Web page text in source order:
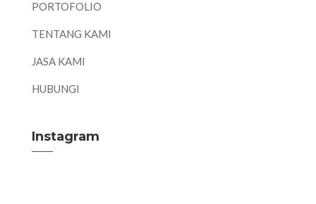
PORTOFOLIO
TENTANG KAMI
JASA KAMI
HUBUNGI
Instagram